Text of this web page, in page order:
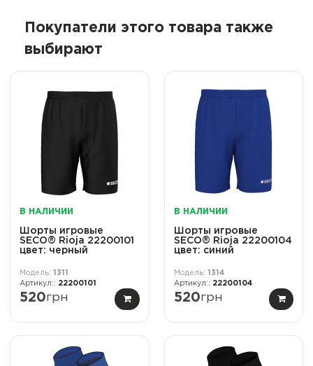
Покупатели этого товара также
выбирают
В НАЛИЧИИ
Шорты игровые
SECO® Rioja 22200101
цвет: черный
1311
22200101
520грн
В НАЛИЧИИ
Шорты игровые
SECO® Rioja 22200104
цвет: синий
1314
22200104
520грн